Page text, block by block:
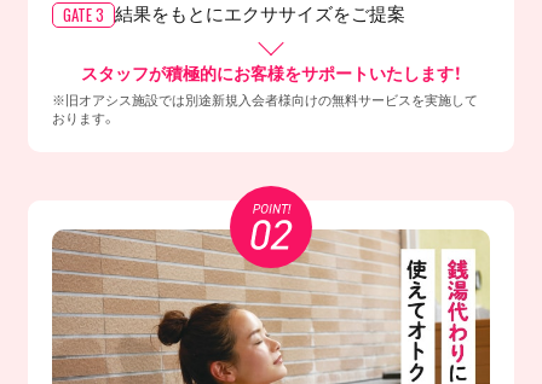
GATE 3 結果をもとにエクササイズをご提案
スタッフが積極的にお客様をサポートいたします！
※旧オアシス施設では別途新規入会者様向けの無料サービスを実施して
おります。